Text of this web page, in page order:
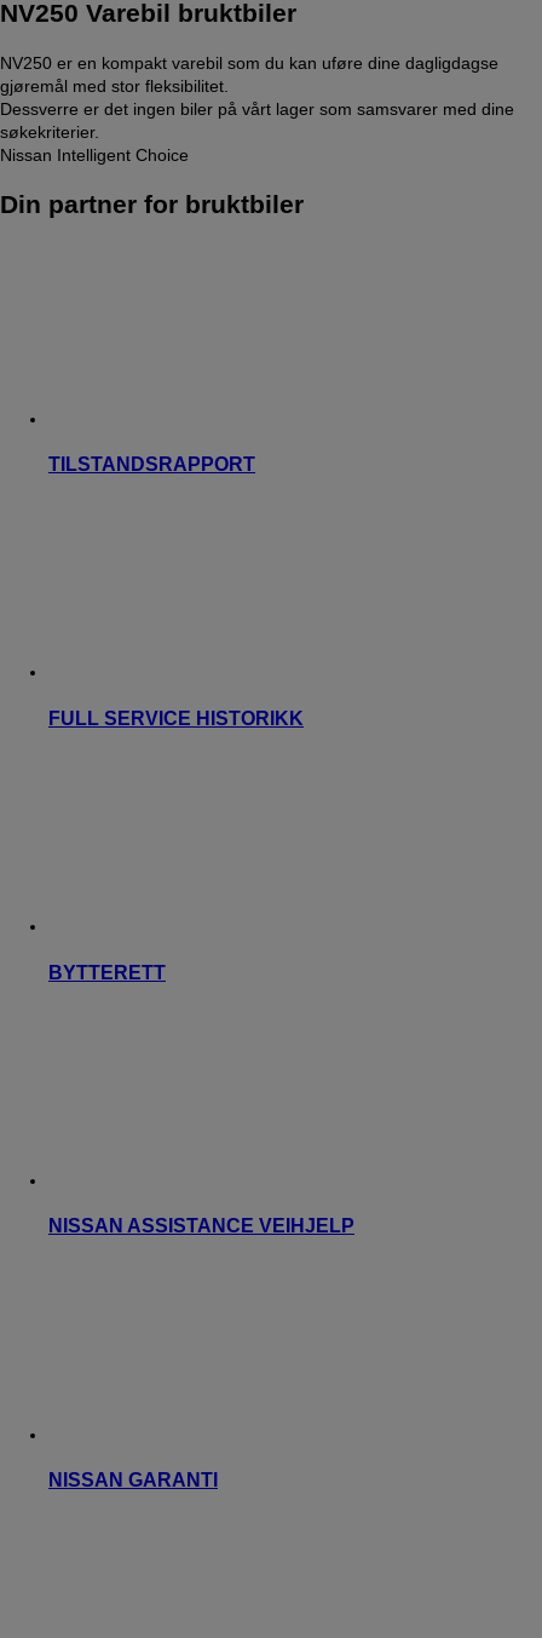
NV250 Varebil bruktbiler
NV250 er en kompakt varebil som du kan uføre dine dagligdagse
gjøremål med stor fleksibilitet.
Dessverre er det ingen biler på vårt lager som samsvarer med dine
søkekriterier.
Nissan Intelligent Choice
Din partner for bruktbiler
TILSTANDSRAPPORT
FULL SERVICE HISTORIKK
BYTTERETT
NISSAN ASSISTANCE VEIHJELP
NISSAN GARANTI